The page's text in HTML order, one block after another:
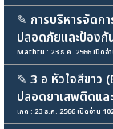
✎ การบริหารจัดก
ปลอดภัยและป้อง
Mathtu : 23 ธ.ค. 2566 เปิดอ่
✎ 3 อ หัวใจสีขาว
ปลอดยาเสพติดแล
เกด : 23 ธ.ค. 2566 เปิดอ่าน